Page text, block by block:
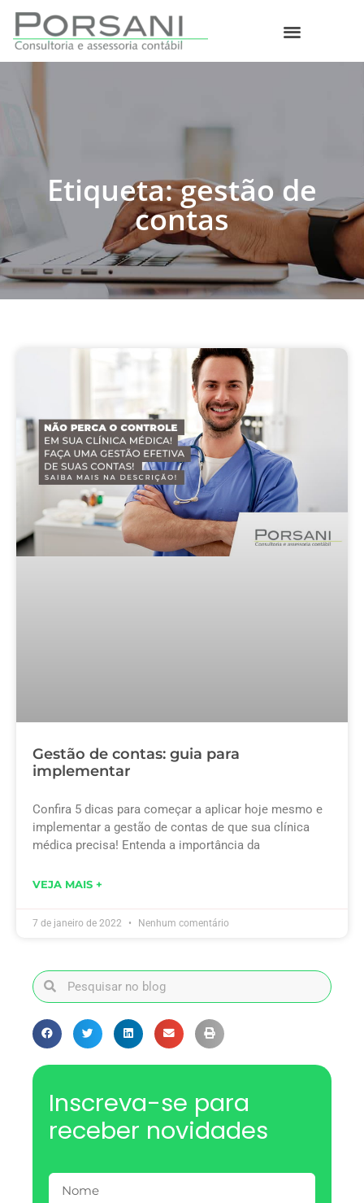
Etiqueta: gestão de
contas
Gestão de contas: guia para
implementar
Confira 5 dicas para começar a aplicar hoje mesmo e
implementar a gestão de contas de que sua clínica
médica precisa! Entenda a importância da
VEJA MAIS +
7 de janeiro de 2022 Nenhum comentário
Inscreva-se para
receber novidades